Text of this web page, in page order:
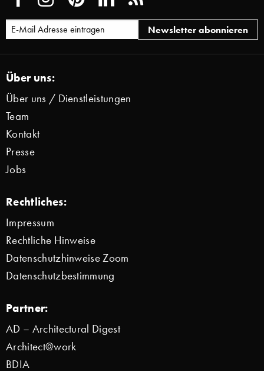
Über uns:
Über uns / Dienstleistungen
Team
Kontakt
Presse
Jobs
Rechtliches:
Impressum
Rechtliche Hinweise
Datenschutzhinweise Zoom
Datenschutzbestimmung
Partner:
AD – Architectural Digest
Architect@work
BDIA